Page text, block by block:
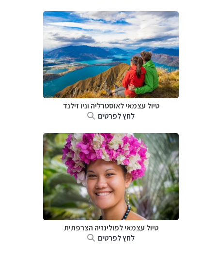
טיול עצמאי לאוסטרליה וניו זילנד
לחץ לפרטים
טיול עצמאי לפולינזיה הצרפתית
לחץ לפרטים